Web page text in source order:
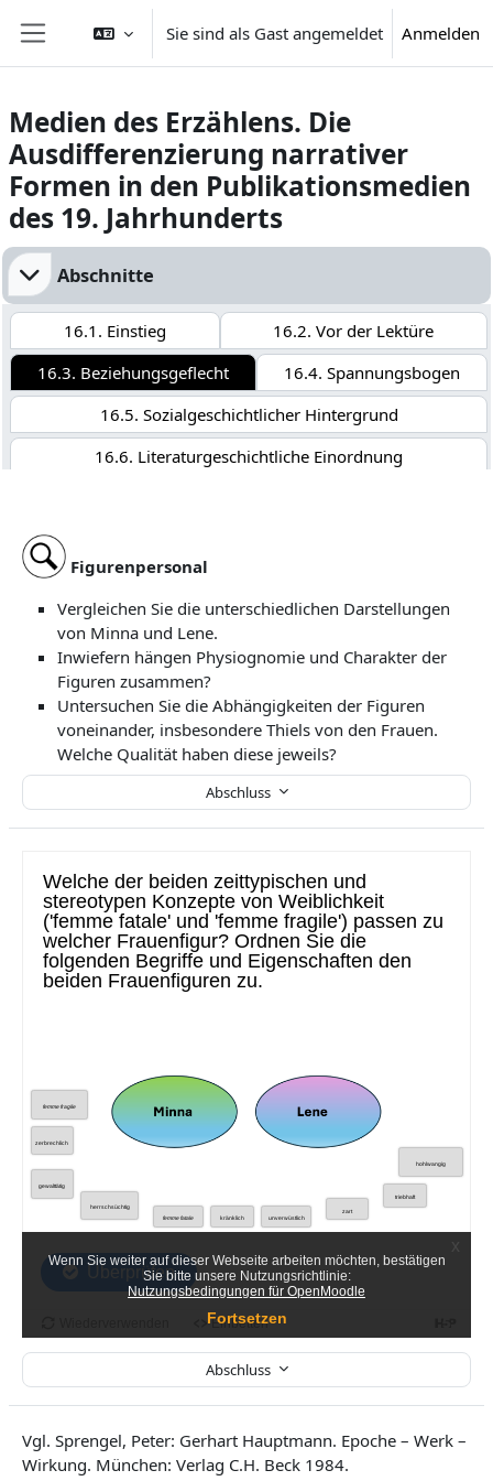
Website-Übersicht
Sie sind als Gast angemeldet Anmelden
Medien des Erzählens. Die
Ausdifferenzierung narrativer
Formen in den Publikationsmedien
des 19. Jahrhunderts
Abschnittsübersicht
Abschnitte
16.1. Einstieg
16.2. Vor der Lektüre
16.3. Beziehungsgeflecht
16.4. Spannungsbogen
16.5. Sozialgeschichtlicher Hintergrund
16.6. Literaturgeschichtliche Einordnung
Abschluss
Figurenpersonal
Vergleichen Sie die unterschiedlichen Darstellungen
von Minna und Lene.
Inwiefern hängen Physiognomie und Charakter der
Figuren zusammen?
Untersuchen Sie die Abhängigkeiten der Figuren
voneinander, insbesondere Thiels von den Frauen.
Welche Qualität haben diese jeweils?
Abschluss
Vgl. Sprengel, Peter: Gerhart Hauptmann. Epoche – Werk –
Wirkung. München: Verlag C.H. Beck 1984.